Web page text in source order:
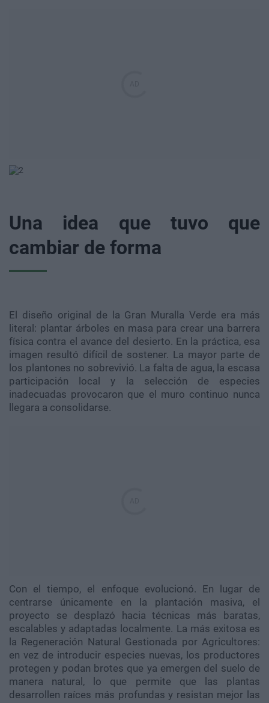
Una idea que tuvo que
cambiar de forma
El diseño original de la Gran Muralla Verde era más
literal: plantar árboles en masa para crear una barrera
física contra el avance del desierto. En la práctica, esa
imagen resultó difícil de sostener. La mayor parte de
los plantones no sobrevivió. La falta de agua, la escasa
participación local y la selección de especies
inadecuadas provocaron que el muro continuo nunca
llegara a consolidarse.
Con el tiempo, el enfoque evolucionó. En lugar de
centrarse únicamente en la plantación masiva, el
proyecto se desplazó hacia técnicas más baratas,
escalables y adaptadas localmente. La más exitosa es
la Regeneración Natural Gestionada por Agricultores:
en vez de introducir especies nuevas, los productores
protegen y podan brotes que ya emergen del suelo de
manera natural, lo que permite que las plantas
desarrollen raíces más profundas y resistan mejor las